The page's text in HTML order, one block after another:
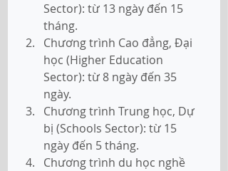
Sector): từ 13 ngày đến 15
tháng.
Chương trình Cao đẳng, Đại
học (Higher Education
Sector): từ 8 ngày đến 35
ngày.
Chương trình Trung học, Dự
bị (Schools Sector): từ 15
ngày đến 5 tháng.
Chương trình du học nghề